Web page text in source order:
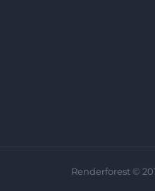
Renderforest ©